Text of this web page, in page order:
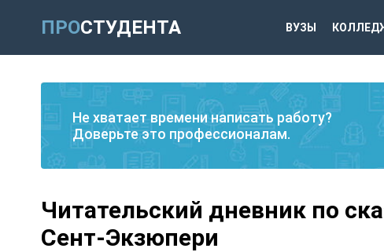
ПРОСТУДЕНТА ВУЗЫ
Не хватает времени написать работу?
Доверьте это профессионалам.
Читательский дневник по
Сент-Экзюпери